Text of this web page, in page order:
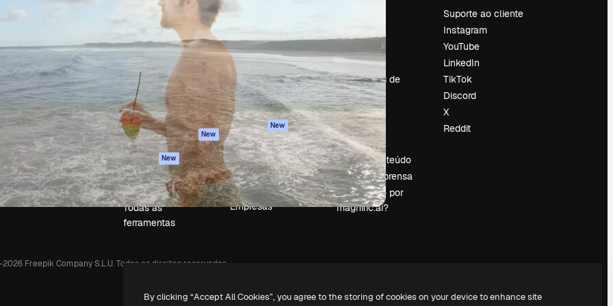
Assistente de IA
Gerador de
Gerador de vídeos
Texto para voz
Conteúdo de stock
MCP para
Claude/ChatGPT
New
Agentes New
API
App móvel
Todas as
ferramentas
Atendimento
Termos e
condições
Política de
privacidade
Originais New
Política de cookies
Central de
confiabilidade
Afiliados
Empresas
Emprego
Tendências de
pesquisa
Blog
Eventos
Slidesgo
Vender conteúdo
Sala de imprensa
Procurando por
magnific.ai?
Suporte ao cliente
Instagram
YouTube
LinkedIn
TikTok
Discord
X
Reddit
2026 Freepik Company S.L.U.Todos os direitos reservados
By clicking “Accept All Cookies”, you agree to the storing of cookies on your device to enhance site